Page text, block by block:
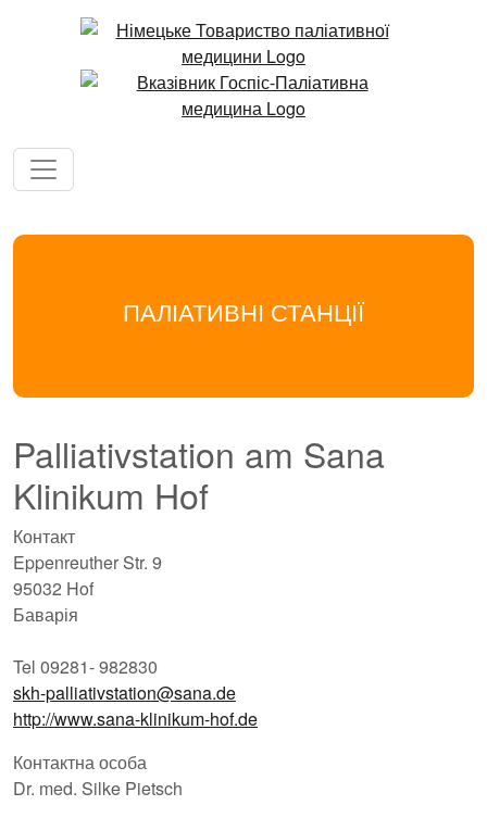
ПАЛІАТИВНІ СТАНЦІЇ
Palliativstation am Sana
Klinikum Hof
Контакт
Eppenreuther Str. 9
95032 Hof
Баварія
Tel 09281- 982830
skh-palliativstation@sana.de
http://www.sana-klinikum-hof.de
Контактна особа
Dr. med. Silke Pietsch